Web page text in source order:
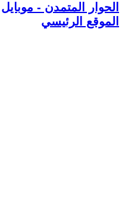
الحوار المتمدن - موبايل
الموقع الرئيسي